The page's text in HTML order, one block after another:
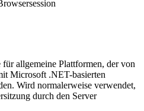
für allgemeine Plattformen, der von
Microsoft .NET-basierten
Wird normalerweise verwendet,
durch den Server